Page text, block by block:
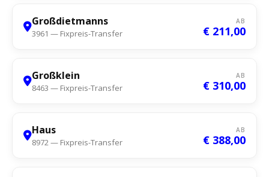
Großdietmanns
3961 — Fixpreis-Transfer
AB
€ 211,00
Großklein
8463 — Fixpreis-Transfer
AB
€ 310,00
Haus
8972 — Fixpreis-Transfer
AB
€ 388,00